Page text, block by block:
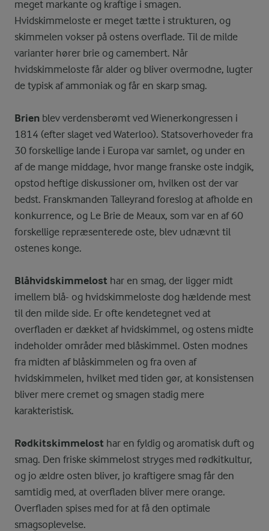
meget markante og kraftige i smagen.
Hvidskimmeloste er meget tætte i strukturen, og
skimmelen vokser på ostens overflade. Til de milde
varianter hører brie og camembert. Når
hvidskimmeloste får alder og bliver overmodne, lugter
de typisk af ammoniak og får en skarp smag.
Brien blev verdensberømt ved Wienerkongressen i
1814 (efter slaget ved Waterloo). Statsoverhoveder fra
30 forskellige lande i Europa var samlet, og under en
af de mange middage, hvor mange franske oste indgik,
opstod heftige diskussioner om, hvilken ost der var
bedst. Franskmanden Talleyrand foreslog at afholde en
konkurrence, og Le Brie de Meaux, som var en af 60
forskellige repræsenterede oste, blev udnævnt til
ostenes konge.
Blåhvidskimmelost har en smag, der ligger midt
imellem blå- og hvidskimmeloste dog hældende mest
til den milde side. Er ofte kendetegnet ved at
overfladen er dækket af hvidskimmel, og ostens midte
indeholder områder med blåskimmel. Osten modnes
fra midten af blåskimmelen og fra oven af
hvidskimmelen, hvilket med tiden gør, at konsistensen
bliver mere cremet og smagen stadig mere
karakteristisk.
Rødkitskimmelost har en fyldig og aromatisk duft og
smag. Den friske skimmelost stryges med rødkitkultur,
og jo ældre osten bliver, jo kraftigere smag får den
samtidig med, at overfladen bliver mere orange.
Overfladen spises med for at få den optimale
smagsoplevelse.